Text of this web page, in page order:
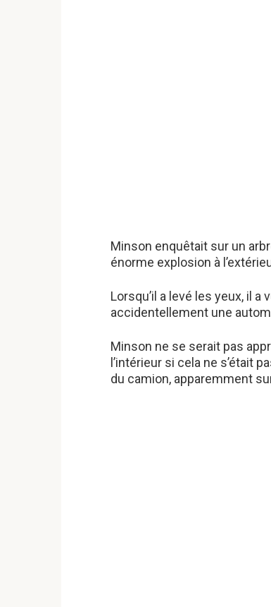
Minson enquêtait sur un
énorme explosion à
Lorsqu’il a levé les yeux, il a
accidentellement une
Minson ne se serait pas
l’intérieur si cela ne s’était
du camion, apparemment